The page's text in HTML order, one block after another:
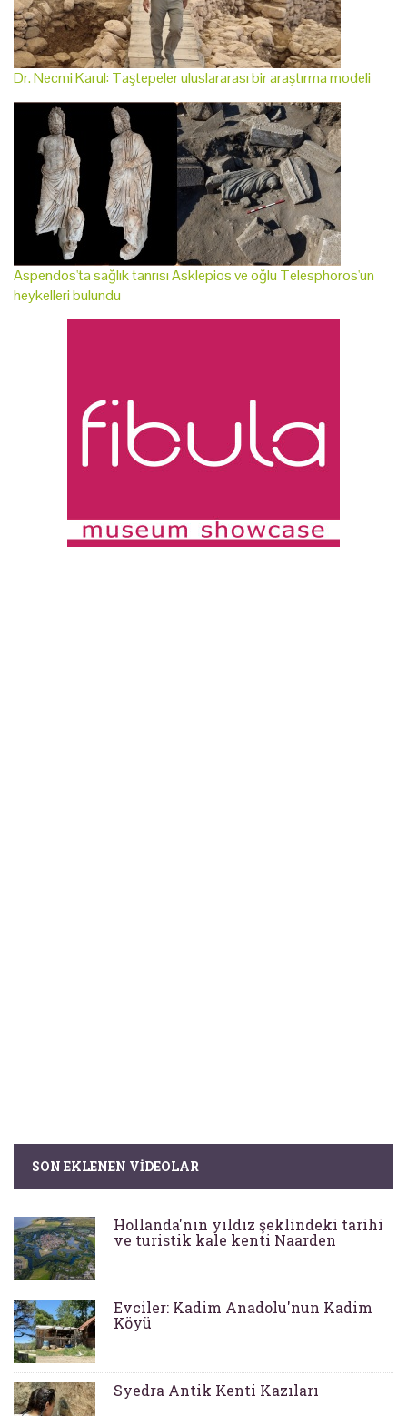
Dr. Necmi Karul: Taştepeler uluslararası bir araştırma modeli
Aspendos'ta sağlık tanrısı Asklepios ve oğlu Telesphoros'un
heykelleri bulundu
SON EKLENEN VIDEOLAR
Hollanda'nın yıldız şeklindeki tarihi
ve turistik kale kenti Naarden
Evciler: Kadim Anadolu'nun Kadim
Köyü
Syedra Antik Kenti Kazıları